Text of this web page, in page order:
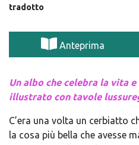
tradotto
Anteprima
Un albo che celebra la vita
illustrato con tavole
C’era una volta un cerbiatto
la cosa più bella che avesse